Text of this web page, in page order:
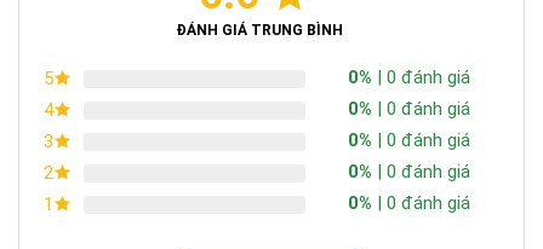
ĐÁNH GIÁ TRUNG BÌNH
5 0% | 0 đánh giá
4
0% | 0 đánh giá
3
0% | 0 đánh giá
2
0% | 0 đánh giá
1
0% | 0 đánh giá